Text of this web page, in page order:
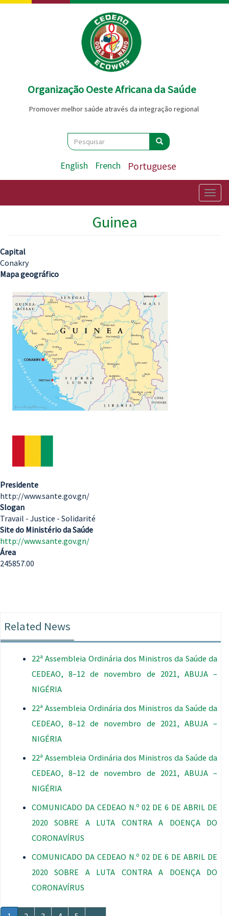
Passar
Organização Oeste Africana da Saúde
Promover melhor saúde através da integração regional
Search
Pesquisar Pesquisar
English French Portuguese
Guinea
Capital
Conakry
Mapa geográfico
Imagem
Presidente
http://www.sante.gov.gn/
Slogan
Travail - Justice - Solidarité
Site do Ministério da Saúde
http://www.sante.gov.gn/
Área
245857.00
Related News
22ª Assembleia Ordinária dos Ministros da Saúde da
CEDEAO, 8–12 de novembro de 2021, ABUJA –
NIGÉRIA
22ª Assembleia Ordinária dos Ministros da Saúde da
CEDEAO, 8–12 de novembro de 2021, ABUJA –
NIGÉRIA
22ª Assembleia Ordinária dos Ministros da Saúde da
CEDEAO, 8–12 de novembro de 2021, ABUJA –
NIGÉRIA
COMUNICADO DA CEDEAO N.º 02 DE 6 DE ABRIL DE
2020 SOBRE A LUTA CONTRA A DOENÇA DO
CORONAVÍRUS
COMUNICADO DA CEDEAO N.º 02 DE 6 DE ABRIL DE
2020 SOBRE A LUTA CONTRA A DOENÇA DO
CORONAVÍRUS
Paginação